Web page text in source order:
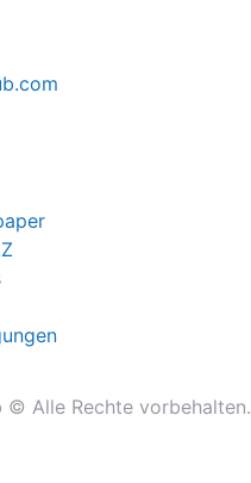
© Alle Rechte vorbehalten.